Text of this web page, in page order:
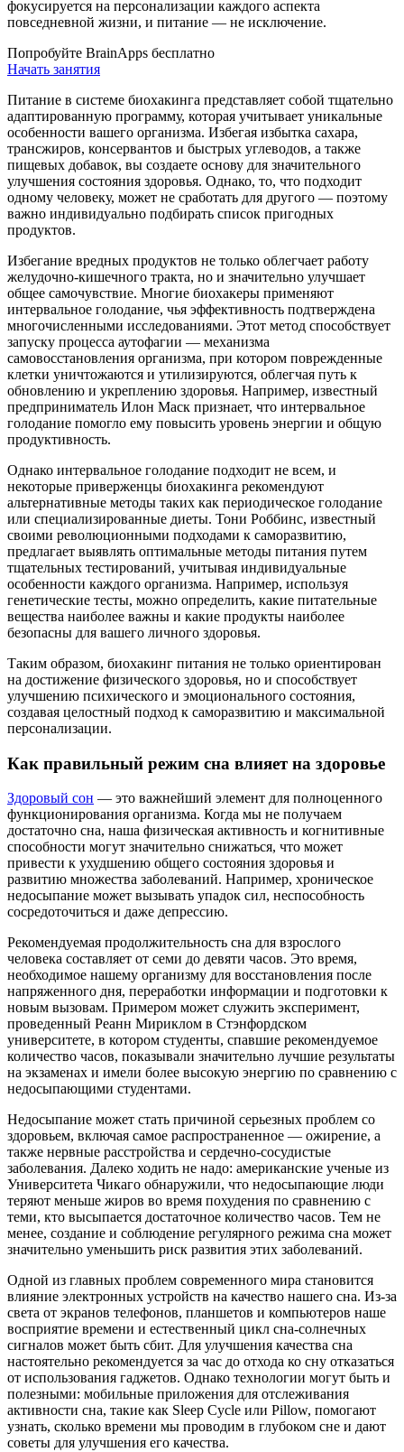
фокусируется на персонализации каждого аспекта
повседневной жизни, и питание — не исключение.
Попробуйте BrainApps бесплатно
Начать занятия
Питание в системе биохакинга представляет собой тщательно
адаптированную программу, которая учитывает уникальные
особенности вашего организма. Избегая избытка сахара,
трансжиров, консервантов и быстрых углеводов, а также
пищевых добавок, вы создаете основу для значительного
улучшения состояния здоровья. Однако, то, что подходит
одному человеку, может не сработать для другого — поэтому
важно индивидуально подбирать список пригодных
продуктов.
Избегание вредных продуктов не только облегчает работу
желудочно-кишечного тракта, но и значительно улучшает
общее самочувствие. Многие биохакеры применяют
интервальное голодание, чья эффективность подтверждена
многочисленными исследованиями. Этот метод способствует
запуску процесса аутофагии — механизма
самовосстановления организма, при котором поврежденные
клетки уничтожаются и утилизируются, облегчая путь к
обновлению и укреплению здоровья. Например, известный
предприниматель Илон Маск признает, что интервальное
голодание помогло ему повысить уровень энергии и общую
продуктивность.
Однако интервальное голодание подходит не всем, и
некоторые приверженцы биохакинга рекомендуют
альтернативные методы таких как периодическое голодание
или специализированные диеты. Тони Роббинс, известный
своими революционными подходами к саморазвитию,
предлагает выявлять оптимальные методы питания путем
тщательных тестирований, учитывая индивидуальные
особенности каждого организма. Например, используя
генетические тесты, можно определить, какие питательные
вещества наиболее важны и какие продукты наиболее
безопасны для вашего личного здоровья.
Таким образом, биохакинг питания не только ориентирован
на достижение физического здоровья, но и способствует
улучшению психического и эмоционального состояния,
создавая целостный подход к саморазвитию и максимальной
персонализации.
Как правильный режим сна влияет на здоровье
Здоровый сон — это важнейший элемент для полноценного
функционирования организма. Когда мы не получаем
достаточно сна, наша физическая активность и когнитивные
способности могут значительно снижаться, что может
привести к ухудшению общего состояния здоровья и
развитию множества заболеваний. Например, хроническое
недосыпание может вызывать упадок сил, неспособность
сосредоточиться и даже депрессию.
Рекомендуемая продолжительность сна для взрослого
человека составляет от семи до девяти часов. Это время,
необходимое нашему организму для восстановления после
напряженного дня, переработки информации и подготовки к
новым вызовам. Примером может служить эксперимент,
проведенный Реанн Мириклом в Стэнфордском
университете, в котором студенты, спавшие рекомендуемое
количество часов, показывали значительно лучшие результаты
на экзаменах и имели более высокую энергию по сравнению с
недосыпающими студентами.
Недосыпание может стать причиной серьезных проблем со
здоровьем, включая самое распространенное — ожирение, а
также нервные расстройства и сердечно-сосудистые
заболевания. Далеко ходить не надо: американские ученые из
Университета Чикаго обнаружили, что недосыпающие люди
теряют меньше жиров во время похудения по сравнению с
теми, кто высыпается достаточное количество часов. Тем не
менее, создание и соблюдение регулярного режима сна может
значительно уменьшить риск развития этих заболеваний.
Одной из главных проблем современного мира становится
влияние электронных устройств на качество нашего сна. Из-за
света от экранов телефонов, планшетов и компьютеров наше
восприятие времени и естественный цикл сна-солнечных
сигналов может быть сбит. Для улучшения качества сна
настоятельно рекомендуется за час до отхода ко сну отказаться
от использования гаджетов. Однако технологии могут быть и
полезными: мобильные приложения для отслеживания
активности сна, такие как Sleep Cycle или Pillow, помогают
узнать, сколько времени мы проводим в глубоком сне и дают
советы для улучшения его качества.